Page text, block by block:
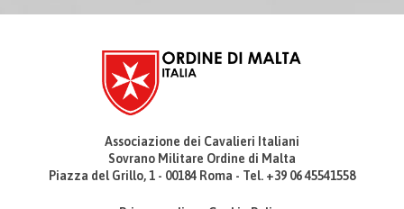
Associazione dei Cavalieri Italiani
Sovrano Militare Ordine di Malta
Piazza del Grillo, 1 - 00184 Roma - Tel. +39 06 45541558